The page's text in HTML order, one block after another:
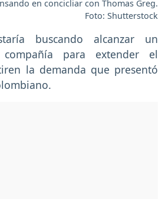
en concicliar con Thomas Greg.
Foto: Shutterstock
buscando alcanzar un
para extender el
la demanda que presentó